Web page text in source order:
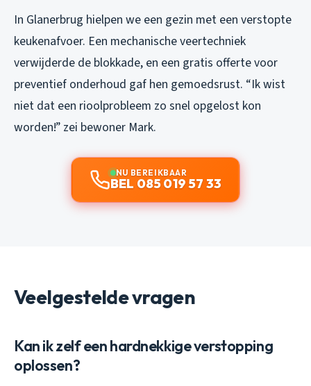
In Glanerbrug hielpen we een gezin met een verstopte
keukenafvoer. Een mechanische veertechniek
verwijderde de blokkade, en een gratis offerte voor
preventief onderhoud gaf hen gemoedsrust. “Ik wist
niet dat een rioolprobleem zo snel opgelost kon
worden!” zei bewoner Mark.
NU BEREIKBAAR
BEL 085 019 57 33
Veelgestelde vragen
Kan ik zelf een hardnekkige verstopping
oplossen?